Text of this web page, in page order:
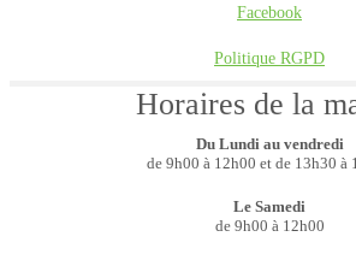
Facebook
Politique RGPD
Horaires de la
Du Lundi au vendredi
de 9h00 à 12h00 et de 13h30 à
Le Samedi
de 9h00 à 12h00